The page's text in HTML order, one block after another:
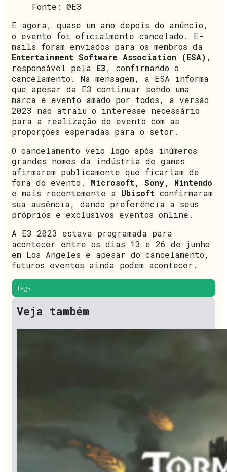
Fonte: @E3
E agora, quase um ano depois do anúncio,
o evento foi oficialmente cancelado. E-
mails foram enviados para os membros da
Entertainment Software Association (ESA) ,
responsável pela E3, confirmando o
cancelamento. Na mensagem, a ESA informa
que apesar da E3 continuar sendo uma
marca e evento amado por todos, a versão
2023 não atraiu o interesse necessário
para a realização do evento com as
proporções esperadas para o setor.
O cancelamento veio logo após inúmeros
grandes nomes da indústria de games
afirmarem publicamente que ficariam de
fora do evento. Microsoft, Sony, Nintendo
e mais recentemente a Ubisoft confirmaram
sua ausência, dando preferência a seus
próprios e exclusivos eventos online.
A E3 2023 estava programada para
acontecer entre os dias 13 e 26 de junho
em Los Angeles e apesar do cancelamento,
futuros eventos ainda podem acontecer.
Tags:
Veja também